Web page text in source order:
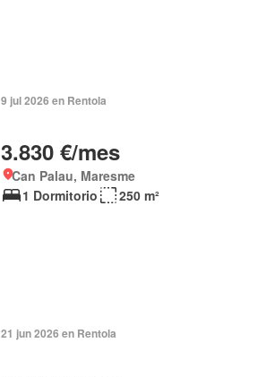
9 jul 2026 en Rentola
3.830 €/mes
Can Palau, Maresme
1 Dormitorio
250 m²
21 jun 2026 en Rentola